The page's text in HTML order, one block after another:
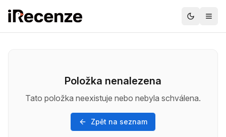
Položka nenalezena
Tato položka neexistuje nebo nebyla schválena.
Zpět na seznam